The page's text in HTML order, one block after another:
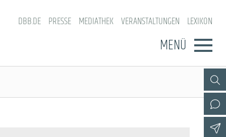
DBB.DE PRESSE MEDIATHEK VERANSTALTUNGEN LEXIKON
MENÜ